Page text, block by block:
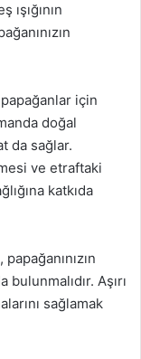
için
doğal
da sağlar.
ve etraftaki
katkıda
papağanınızın
Aşırı
sağlamak